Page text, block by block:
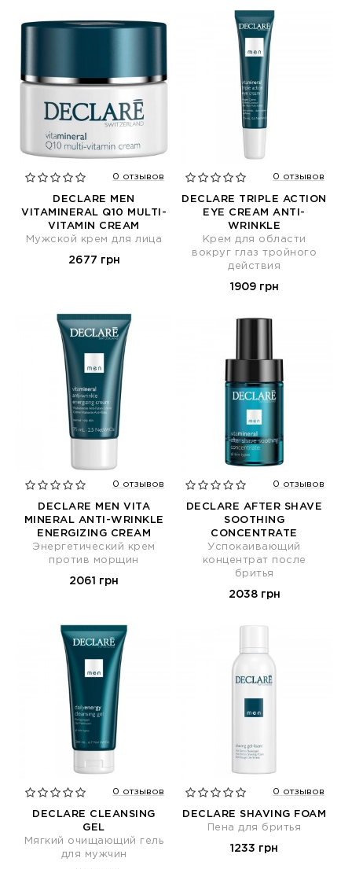
0 отзывов
DECLARE MEN
VITAMINERAL Q10 MULTI-
VITAMIN CREAM
Мужской крем для лица
2677 грн
0 отзывов
DECLARE TRIPLE ACTION
EYE CREAM ANTI-
WRINKLE
Крем для области
вокруг глаз тройного
действия
1909 грн
0 отзывов
DECLARE MEN VITA
MINERAL ANTI-WRINKLE
ENERGIZING CREAM
Энергетический крем
против морщин
2061 грн
0 отзывов
DECLARE AFTER SHAVE
SOOTHING
CONCENTRATE
Успокаивающий
концентрат после
бритья
2038 грн
0 отзывов
DECLARE CLEANSING
GEL
Мягкий очищающий гель
для мужчин
0 отзывов
DECLARE SHAVING FOAM
Пена для бритья
1233 грн